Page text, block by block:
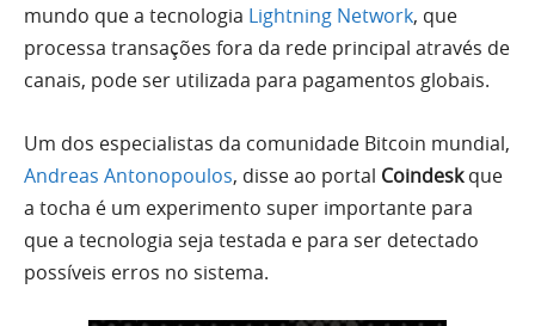
mundo que a tecnologia Lightning Network, que
processa transações fora da rede principal através de
canais, pode ser utilizada para pagamentos globais.
Um dos especialistas da comunidade Bitcoin mundial,
Andreas Antonopoulos, disse ao portal Coindeskque
a tocha é um experimento super importante para
que a tecnologia seja testada e para ser detectado
possíveis erros no sistema.